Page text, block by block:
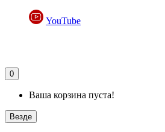
YouTube
0
Ваша корзина пуста!
Везде